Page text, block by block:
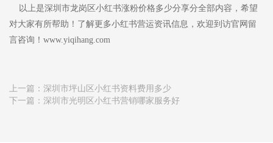
以上是深圳市龙岗区小红书涨粉价格多少分享分全部内容，希望
对大家有所帮助！了解更多小红书营运资讯信息，欢迎到访官网留
言咨询！www.yiqihang.com
上一篇： 深圳市坪山区小红书资料费用多少
下一篇： 深圳市光明区小红书营销哪家服务好